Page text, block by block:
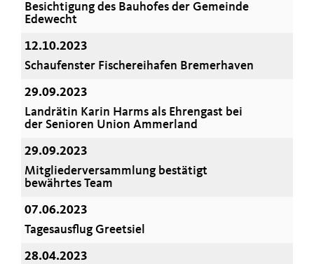
Besichtigung des Bauhofes der Gemeinde
Edewecht
12.10.2023
Schaufenster Fischereihafen Bremerhaven
29.09.2023
Landrätin Karin Harms als Ehrengast bei
der Senioren Union Ammerland
29.09.2023
Mitgliederversammlung bestätigt
bewährtes Team
07.06.2023
Tagesausflug Greetsiel
28.04.2023